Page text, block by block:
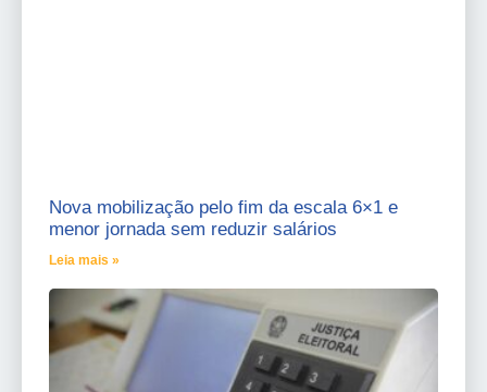
Nova mobilização pelo fim da escala 6×1 e
menor jornada sem reduzir salários
Leia mais »